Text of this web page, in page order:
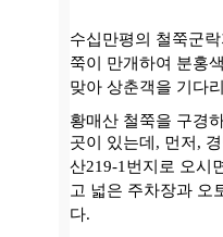
수십만평의 철쭉군
쭉이 만개하여 분홍
맞아 상춘객을 기다
황매산 철쭉을 구경
곳이 있는데, 먼저,
산219-1번지로 오시
고 넓은 주차장과 오
다.